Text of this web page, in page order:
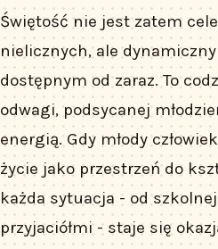
Świętość nie jest zatem
nielicznych, ale
dostępnym od zaraz. To
odwagi, podsycanej
energią. Gdy młody
życie jako przestrzeń do
każda sytuacja - od
przyjaciółmi - staje się